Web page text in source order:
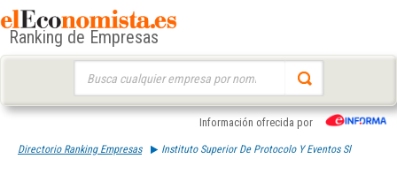
Ranking de Empresas
Información ofrecida por
Directorio Ranking Empresas Instituto Superior De Protocolo Y Eventos Sl